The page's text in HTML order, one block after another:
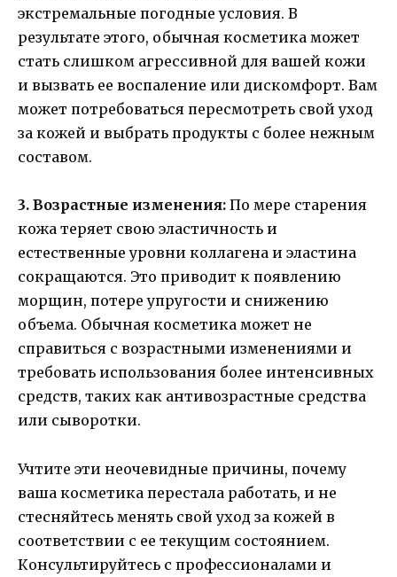
экстремальные погодные условия. В
результате этого, обычная косметика может
стать слишком агрессивной для вашей кожи
и вызвать ее воспаление или дискомфорт. Вам
может потребоваться пересмотреть свой уход
за кожей и выбрать продукты с более нежным
составом.
3. Возрастные изменения: По мере старения
кожа теряет свою эластичность и
естественные уровни коллагена и эластина
сокращаются. Это приводит к появлению
морщин, потере упругости и снижению
объема. Обычная косметика может не
справиться с возрастными изменениями и
требовать использования более интенсивных
средств, таких как антивозрастные средства
или сыворотки.
Учтите эти неочевидные причины, почему
ваша косметика перестала работать, и не
стесняйтесь менять свой уход за кожей в
соответствии с ее текущим состоянием.
Консультируйтесь с профессионалами и